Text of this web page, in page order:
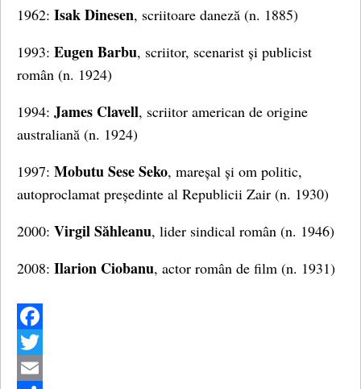
1962: Isak Dinesen, scriitoare daneză (n. 1885)
1993: Eugen Barbu, scriitor, scenarist și publicist
român (n. 1924)
1994: James Clavell, scriitor american de origine
australiană (n. 1924)
1997: Mobutu Sese Seko, mareșal și om politic,
autoproclamat președinte al Republicii Zair (n. 1930)
2000: Virgil Săhleanu, lider sindical român (n. 1946)
2008: Ilarion Ciobanu, actor român de film (n. 1931)
Facebook
Twitter